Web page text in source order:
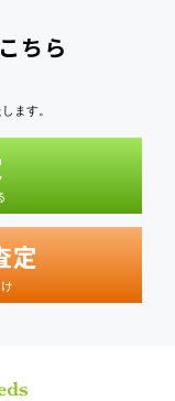
ちら
ます。
定